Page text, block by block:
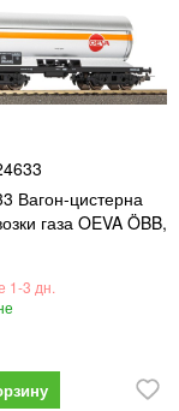
Вагон-цистерна
газа OEVA ÖBB,